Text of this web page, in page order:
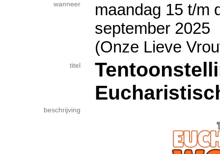
wanneer
maandag 15 t/m
september
(Onze Lieve
titel
beschrijving